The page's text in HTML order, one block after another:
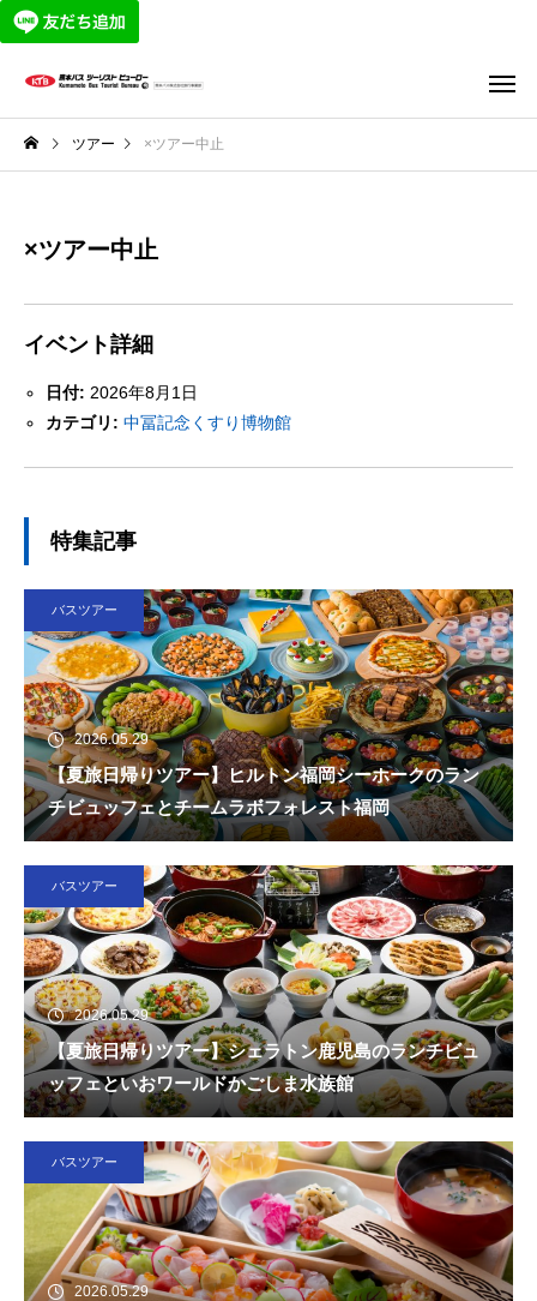
ツアー ×ツアー中止
×ツアー中止
イベント詳細
日付: 2026年8月1日
カテゴリ: 中冨記念くすり博物館
特集記事
バスツアー
2026.05.29
【夏旅日帰りツアー】ヒルトン福岡シーホークのラン
チビュッフェとチームラボフォレスト福岡
バスツアー
2026.05.29
【夏旅日帰りツアー】シェラトン鹿児島のランチビュ
ッフェといおワールドかごしま水族館
バスツアー
2026.05.29